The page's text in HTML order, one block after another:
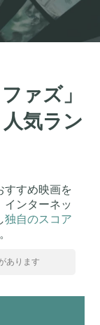
ァズ」
気ラン
すすめ映画を
インターネッ
独自のスコア
あります